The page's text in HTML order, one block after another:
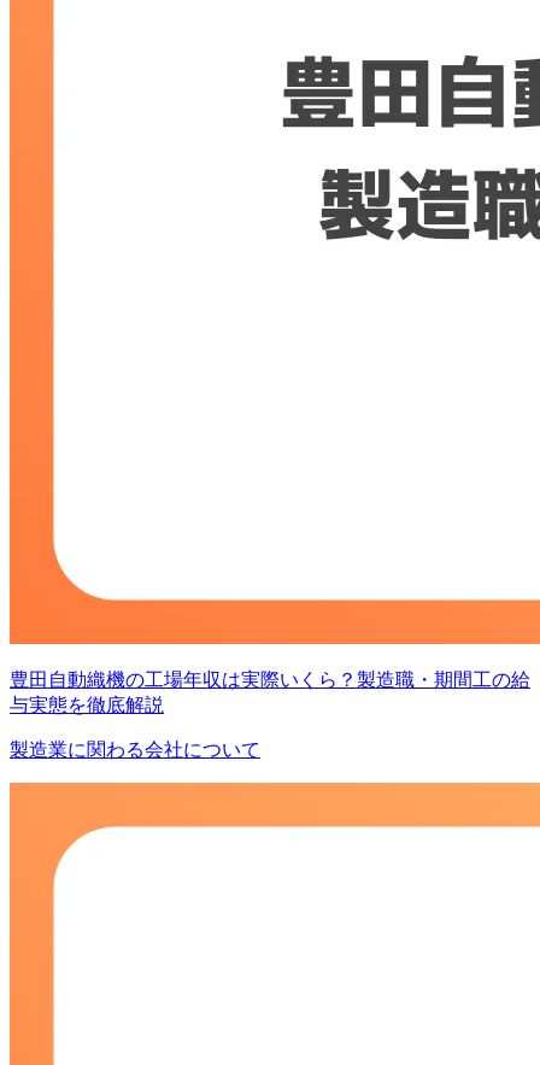
豊田自動織機の工場年収は実際いくら？製造職・期間工の給
与実態を徹底解説
製造業に関わる会社について